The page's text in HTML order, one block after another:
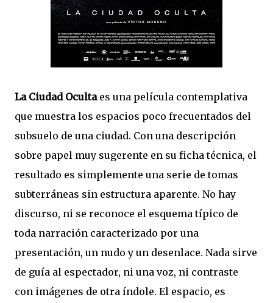
La Ciudad Ocultaes una película contemplativa
que muestra los espacios poco frecuentados del
subsuelo de una ciudad. Con una descripción
sobre papel muy sugerente en su ficha técnica, el
resultado es simplemente una serie de tomas
subterráneas sin estructura aparente. No hay
discurso, ni se reconoce el esquema típico de
toda narración caracterizado por una
presentación, un nudo y un desenlace. Nada sirve
de guía al espectador, ni una voz, ni contraste
con imágenes de otra índole. El espacio, es